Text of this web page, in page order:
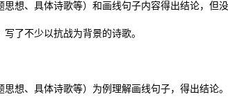
想、具体诗歌等）和画线句子内容得出结论，但没
了不少以抗战为背景的诗歌。
想、具体诗歌等）为例理解画线句子，得出结论。